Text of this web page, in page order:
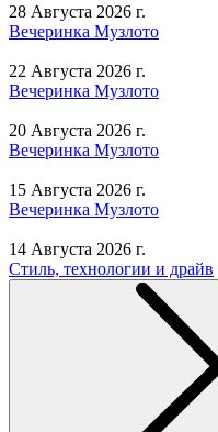
28 Августа 2026 г.
Вечеринка Музлото
22 Августа 2026 г.
Вечеринка Музлото
20 Августа 2026 г.
Вечеринка Музлото
15 Августа 2026 г.
Вечеринка Музлото
14 Августа 2026 г.
Стиль, технологии и драйв